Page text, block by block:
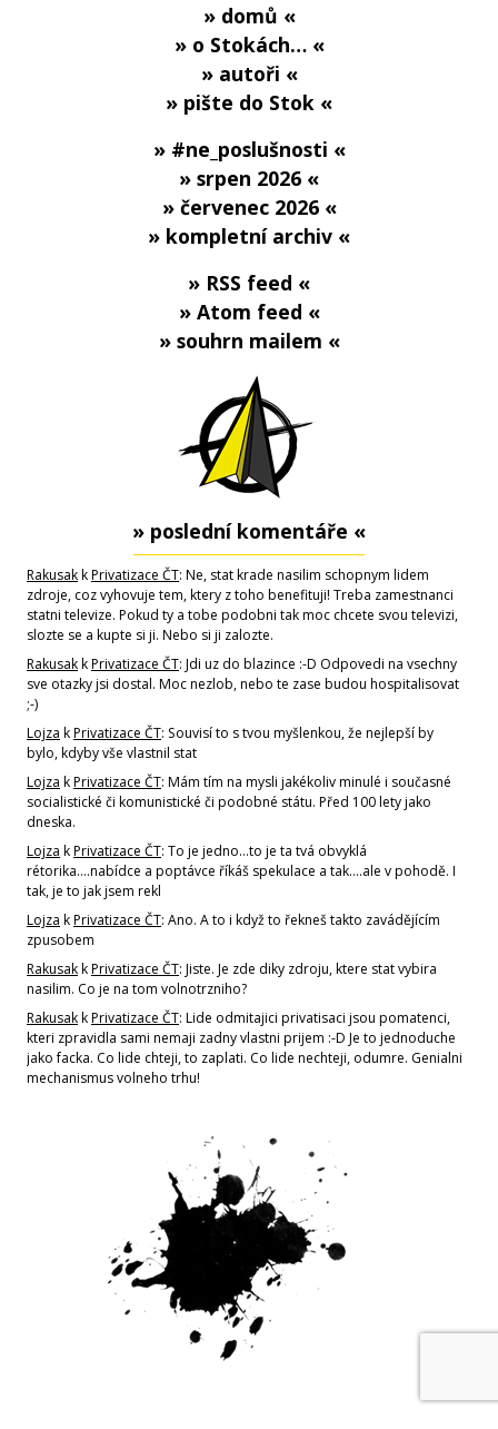
» domů «
» o Stokách… «
» autoři «
» pište do Stok «
» #ne_poslušnosti «
» srpen 2026 «
» červenec 2026 «
» kompletní archiv «
» RSS feed «
» Atom feed «
» souhrn mailem «
» poslední komentáře «
RakusakkPrivatizace ČT: Ne, stat krade nasilim schopnym lidem
zdroje, coz vyhovuje tem, ktery z toho benefituji! Treba zamestnanci
statni televize. Pokud ty a tobe podobni tak moc chcete svou televizi,
slozte se a kupte si ji. Nebo si ji zalozte.
RakusakkPrivatizace ČT: Jdi uz do blazince :-D Odpovedi na vsechny
sve otazky jsi dostal. Moc nezlob, nebo te zase budou hospitalisovat
;-)
Lojza kPrivatizace ČT: Souvisí to s tvou myšlenkou, že nejlepší by
bylo, kdyby vše vlastnil stat
Lojza kPrivatizace ČT: Mám tím na mysli jakékoliv minulé i současné
socialistické či komunistické či podobné státu. Před 100 lety jako
dneska.
Lojza kPrivatizace ČT: To je jedno...to je ta tvá obvyklá
rétorika....nabídce a poptávce říkáš spekulace a tak....ale v pohodě. I
tak, je to jak jsem rekl
Lojza kPrivatizace ČT: Ano. A to i když to řekneš takto zavádějícím
zpusobem
RakusakkPrivatizace ČT: Jiste. Je zde diky zdroju, ktere stat vybira
nasilim. Co je na tom volnotrzniho?
RakusakkPrivatizace ČT: Lide odmitajici privatisaci jsou pomatenci,
kteri zpravidla sami nemaji zadny vlastni prijem :-D Je to jednoduche
jako facka. Co lide chteji, to zaplati. Co lide nechteji, odumre. Genialni
mechanismus volneho trhu!